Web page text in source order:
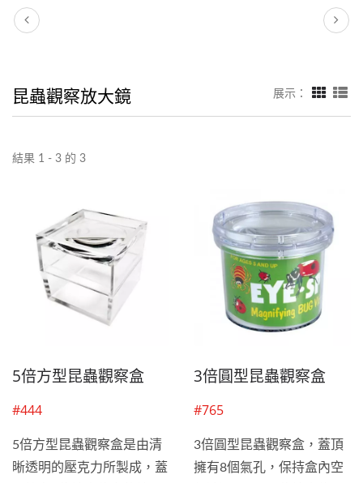
昆蟲觀察放大鏡 展示：
結果 1 - 3 的 3
5倍方型昆蟲觀察盒
#444
5倍方型昆蟲觀察盒是由清
晰透明的壓克力所製成，蓋
3倍圓型昆蟲觀察盒
#765
3倍圓型昆蟲觀察盒，蓋頂
擁有8個氣孔，保持盒內空